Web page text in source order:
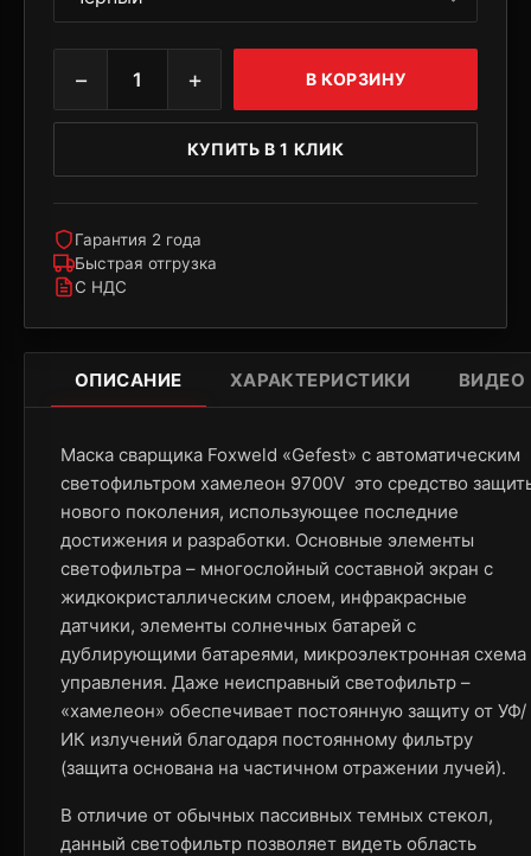
ОПИСАНИЕ ХАРАКТЕРИСТИКИ ВИДЕО
Маска сварщика Foxweld «Gefest» с автоматическим
светофильтром хамелеон 9700V это средство
нового поколения, использующее последние
достижения и разработки. Основные элементы
светофильтра – многослойный составной экран с
жидкокристаллическим слоем, инфракрасные
датчики, элементы солнечных батарей с
дублирующими батареями, микроэлектронная схема
управления. Даже неисправный светофильтр –
«хамелеон» обеспечивает постоянную защиту от УФ/
ИК излучений благодаря постоянному фильтру
(защита основана на частичном отражении лучей).
В отличие от обычных пассивных темных стекол,
данный светофильтр позволяет видеть область
− 1 + В КОРЗИНУ
КУПИТЬ В 1 КЛИК
Гарантия 2 года
Быстрая отгрузка
С НДС